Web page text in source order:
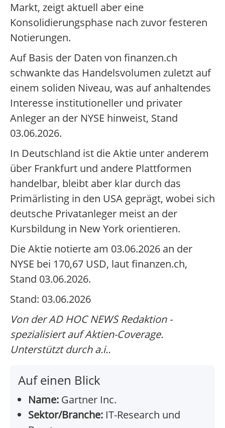
Markt, zeigt aktuell aber eine
Konsolidierungsphase nach zuvor festeren
Notierungen.
Auf Basis der Daten von finanzen.ch
schwankte das Handelsvolumen zuletzt auf
einem soliden Niveau, was auf anhaltendes
Interesse institutioneller und privater
Anleger an der NYSE hinweist, Stand
03.06.2026.
In Deutschland ist die Aktie unter anderem
über Frankfurt und andere Plattformen
handelbar, bleibt aber klar durch das
Primärlisting in den USA geprägt, wobei sich
deutsche Privatanleger meist an der
Kursbildung in New York orientieren.
Die Aktie notierte am 03.06.2026 an der
NYSE bei 170,67 USD, laut finanzen.ch,
Stand 03.06.2026.
Stand: 03.06.2026
Von der AD HOC NEWS Redaktion -
spezialisiert auf Aktien-Coverage.
Unterstützt durch a.i..
Auf einen Blick
Name: Gartner Inc.
Sektor/Branche: IT-Research und